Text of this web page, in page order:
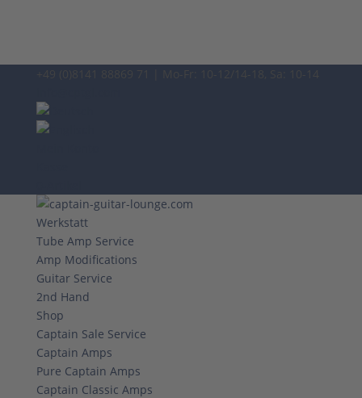
+49 (0)8141 88869 71 | Mo-Fr: 10-12/14-18, Sa: 10-14
Werkstatt
Tube Amp Service
Amp Modifications
Guitar Service
2nd Hand
Shop
Captain Sale Service
Captain Amps
Pure Captain Amps
Captain Classic Amps